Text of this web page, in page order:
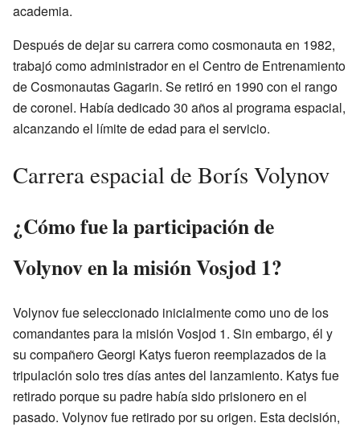
academia.
Después de dejar su carrera como cosmonauta en 1982,
trabajó como administrador en el Centro de Entrenamiento
de Cosmonautas Gagarin. Se retiró en 1990 con el rango
de coronel. Había dedicado 30 años al programa espacial,
alcanzando el límite de edad para el servicio.
Carrera espacial de Borís Volynov
¿Cómo fue la participación de
Volynov en la misión Vosjod 1?
Volynov fue seleccionado inicialmente como uno de los
comandantes para la misión Vosjod 1. Sin embargo, él y
su compañero Georgi Katys fueron reemplazados de la
tripulación solo tres días antes del lanzamiento. Katys fue
retirado porque su padre había sido prisionero en el
pasado. Volynov fue retirado por su origen. Esta decisión,